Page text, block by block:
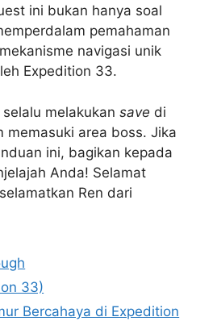
ini bukan hanya soal
pemahaman
navigasi unik
Expedition 33.
melakukan save di
memasuki area boss. Jika
ini, bagikan kepada
Anda! Selamat
Ren dari
33)
Bercahaya di Expedition